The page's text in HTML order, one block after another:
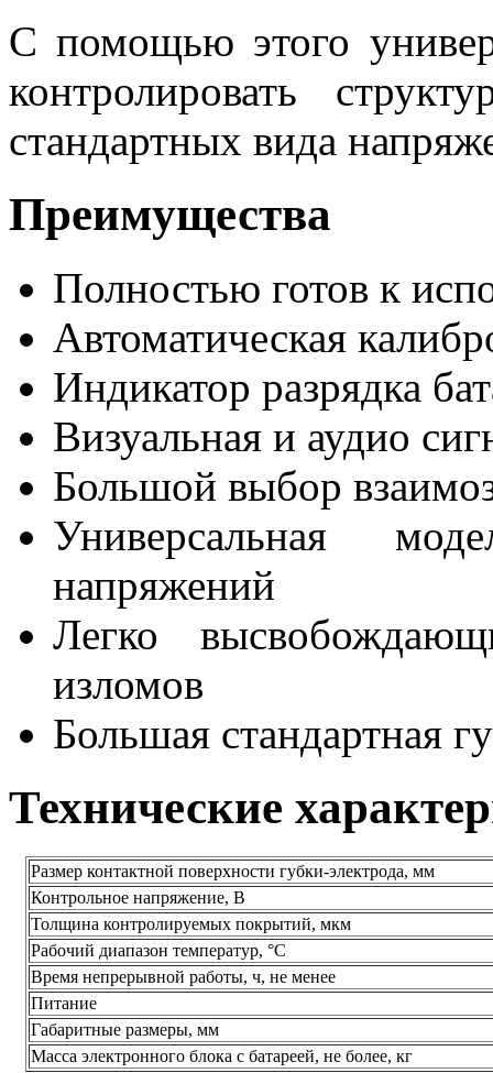
С помощью этого
контролировать
стандартных вида
Преимущества
Полностью готов к
Автоматическая
Индикатор разрядка
Визуальная и аудио
Большой выбор
Универсальная
напряжений
Легко
изломов
Большая стандартная
Технические
Размер контактной поверхности губки-электрода, мм
Контрольное напряжение, В
Толщина контролируемых покрытий, мкм
Рабочий диапазон температур, °С
Время непрерывной работы, ч, не менее
Питание
Габаритные размеры, мм
Масса электронного блока с батареей, не более, кг